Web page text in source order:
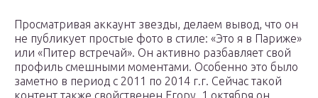
Просматривая аккаунт звезды, делаем вывод, что он
не публикует простые фото в стиле: «Это я в Париже»
или «Питер встречай». Он активно разбавляет свой
профиль смешными моментами. Особенно это было
заметно в период с 2011 по 2014 г.г. Сейчас такой
контент также свойственен Егору. 1 октября он